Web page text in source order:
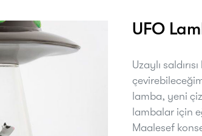
UFO
Uzaylı
lamba, yeni
lambalar için
Maalesef